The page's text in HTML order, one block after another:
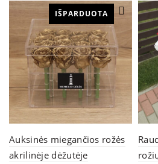
The
options
may
be
chosen
on
the
product
page
IŠPARDUOTA
Auksinės miegančios rožės
akrilinėje dėžutėje